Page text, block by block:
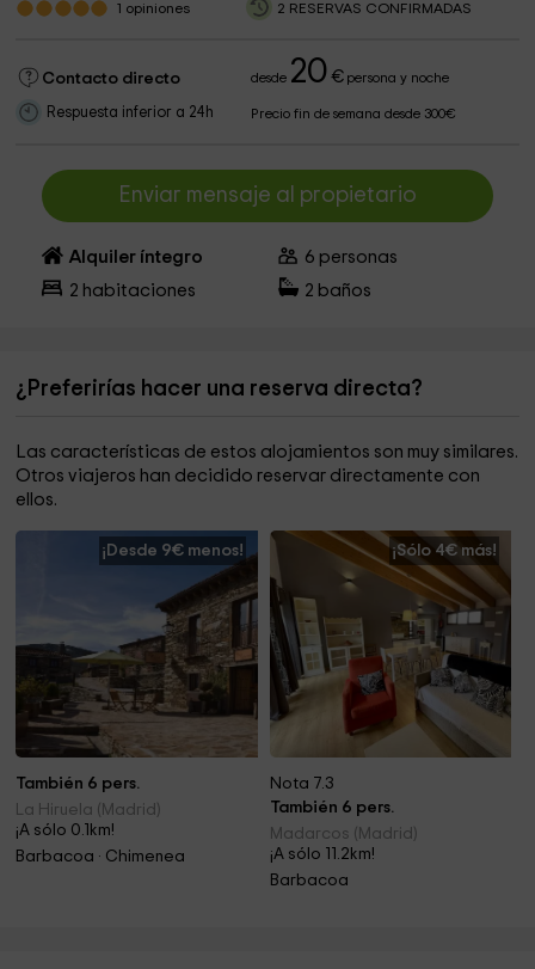
1 opiniones 2 RESERVAS CONFIRMADAS
Contacto directo desde 20 €persona y noche
Respuesta inferior a 24h Precio fin de semana desde 300€
Enviar mensaje al propietario
Alquiler íntegro 6 personas
2 habitaciones 2 baños
¿Preferirías hacer una reserva directa?
Las características de estos alojamientos son muy similares.
Otros viajeros han decidido reservar directamente con
ellos.
¡Desde 9€ menos!
También 6 pers.
La Hiruela (Madrid)
¡A sólo 0.1km!
Barbacoa · Chimenea
¡Sólo 4€ más!
Nota 7.3
También 6 pers.
Madarcos (Madrid)
¡A sólo 11.2km!
Barbacoa